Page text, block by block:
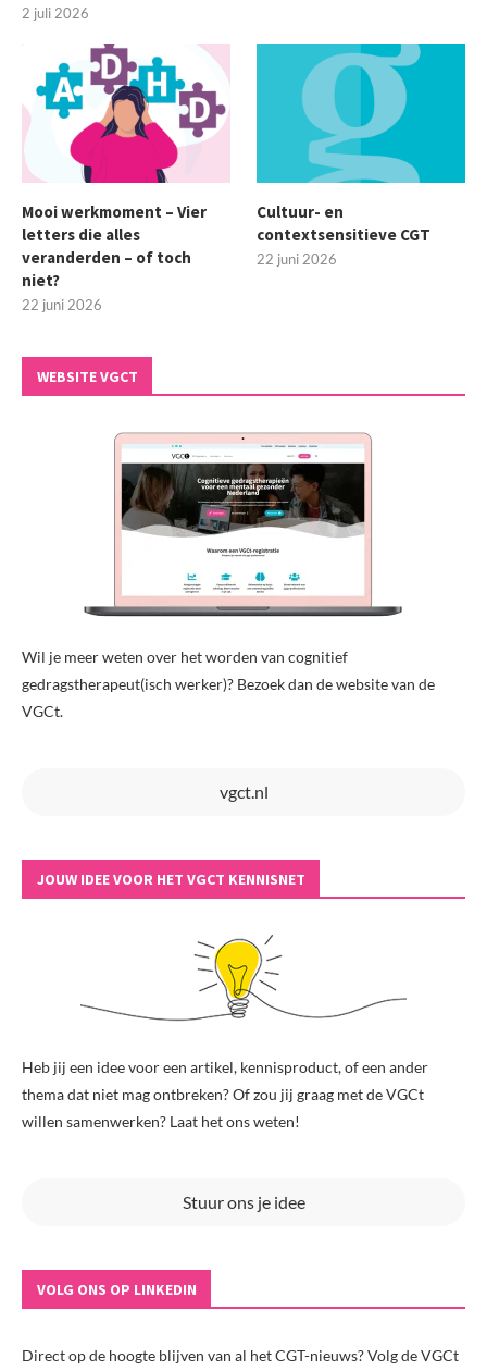
2 juli 2026
Mooi werkmoment – Vier
letters die alles
veranderden – of toch
niet?
22 juni 2026
Cultuur- en
contextsensitieve CGT
22 juni 2026
WEBSITE VGCT
Wil je meer weten over het worden van cognitief
gedragstherapeut(isch werker)? Bezoek dan de website van de
VGCt.
vgct.nl
JOUW IDEE VOOR HET VGCT KENNISNET
Heb jij een idee voor een artikel, kennisproduct, of een ander
thema dat niet mag ontbreken? Of zou jij graag met de VGCt
willen samenwerken? Laat het ons weten!
Stuur ons je idee
VOLG ONS OP LINKEDIN
Direct op de hoogte blijven van al het CGT-nieuws? Volg de VGCt